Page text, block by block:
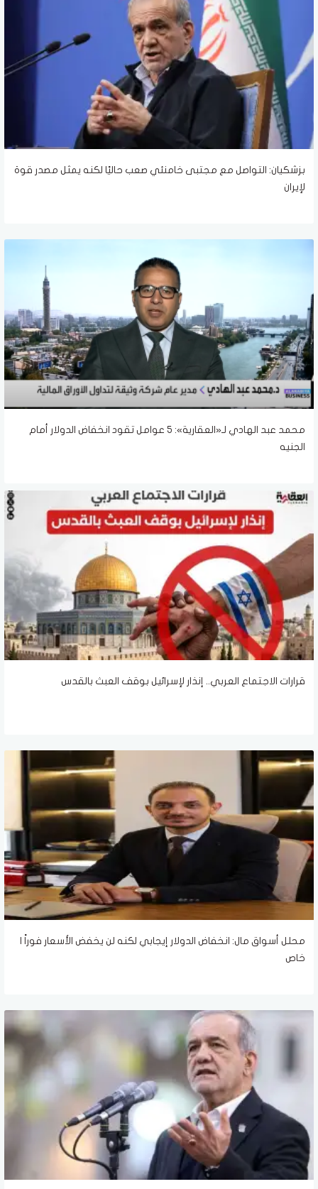
بزشكيان: التواصل مع مجتبى خامنئي صعب حاليًا لكنه يمثل مصدر قوة
لإيران
محمد عبد الهادي لـ«العقارية»: 5 عوامل تقود انخفاض الدولار أمام
الجنيه
قرارات الاجتماع العربي.. إنذار لإسرائيل بوقف العبث بالقدس
محلل أسواق مال: انخفاض الدولار إيجابي لكنه لن يخفض الأسعار فوراً |
خاص